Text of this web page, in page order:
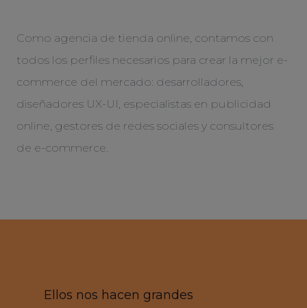
Como agencia de tienda online, contamos con
todos los perfiles necesarios para crear la mejor e-
commerce del mercado: desarrolladores,
diseñadores UX-UI, especialistas en publicidad
online, gestores de redes sociales y consultores
de e-commerce.
Ellos nos hacen grandes